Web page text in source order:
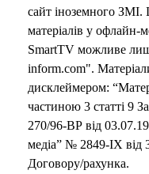
сайт іноземного ЗМІ.
матеріалів у офлайн-
SmartTV можливе
inform.com".
дисклеймером:
частиною 3 статті 9
270/96-ВР від
медіа” № 2849-IX від
Договору/рахунка.